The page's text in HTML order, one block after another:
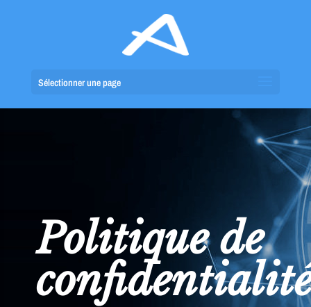
Sélectionner une page
Politique de